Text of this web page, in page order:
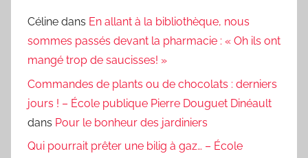
Céline dans En allant à la bibliothèque, nous
sommes passés devant la pharmacie : « Oh ils ont
mangé trop de saucisses! »
Commandes de plants ou de chocolats : derniers
jours ! – École publique Pierre Douguet Dinéault
dans Pour le bonheur des jardiniers
Qui pourrait prêter une bilig à gaz… – École